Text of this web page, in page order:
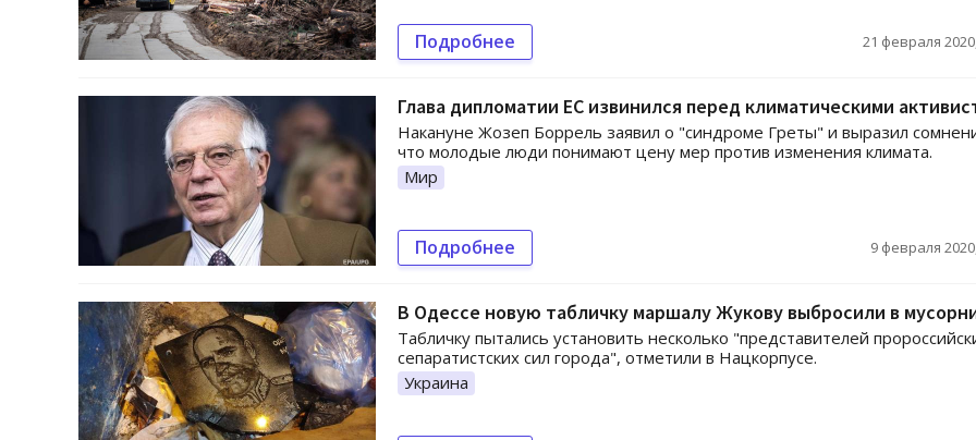
Подробнее 21 февраля
Глава дипломатии ЕС извинился перед климатическими
Накануне Жозеп Боррель заявил о "синдроме Греты" и выразил
что молодые люди понимают цену мер против изменения климата.
Мир
Подробнее 9 февраля
В Одессе новую табличку маршалу Жукову выбросили в
Табличку пытались установить несколько "представителей
сепаратистских сил города", отметили в Нацкорпусе.
Украина